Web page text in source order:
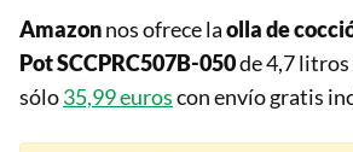
Amazonnos ofrece laolla de
Pot SCCPRC507B-050de 4,7 litros
sólo35,99 euroscon envío gratis